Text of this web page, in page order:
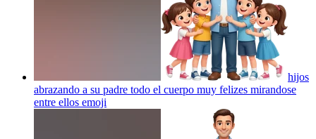
hijos
abrazando a su padre todo el cuerpo muy felizes mirandose
entre ellos emoji